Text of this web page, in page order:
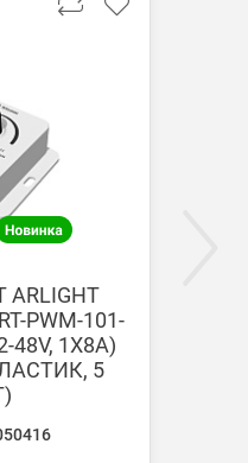
3-5 дней.
ARLIGHT
PWM-101-
48V, 1X8A)
5